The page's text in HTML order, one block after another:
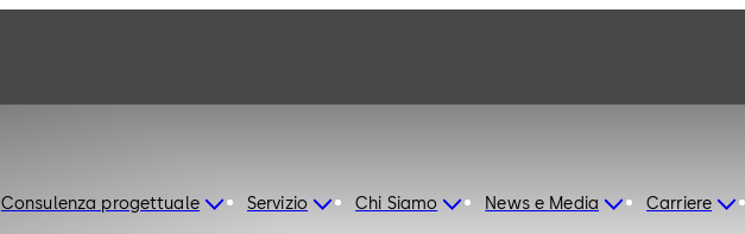
Consulenza progettuale Servizio Chi Siamo News e Media Carriere